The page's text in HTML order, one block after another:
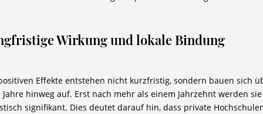
Wirkung und lokale Bindung
Effekte entstehen nicht kurzfristig, sondern bauen sich
Jahre hinweg auf. Erst nach mehr als einem Jahrzehnt werden sie
signifikant. Dies deutet darauf hin, dass private